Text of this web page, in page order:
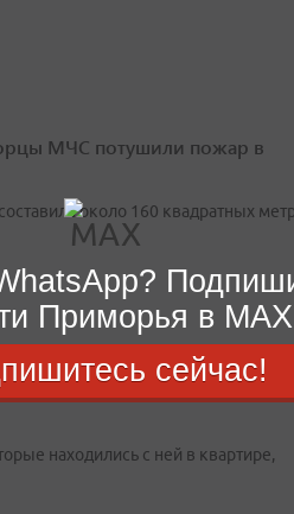
МЧС потушили пожар в
около 160 квадратных
женщину с крупной партией
находились с ней в квартире,
Приморья в
сейчас!